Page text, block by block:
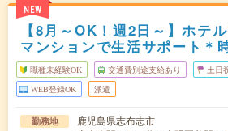
NEW
【8月～OK！週2日～】ホテ
マンションで生活サポート＊
職種未経験OK 交通費別途支給あり 土日
WEB登録OK 派遣
勤務地
鹿児島県志布志市